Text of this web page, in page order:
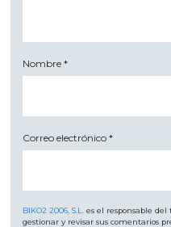
Nombre*
Correo electrónico*
BIKO2 2006, S.L. es el responsable
gestionar y revisar sus comentarios